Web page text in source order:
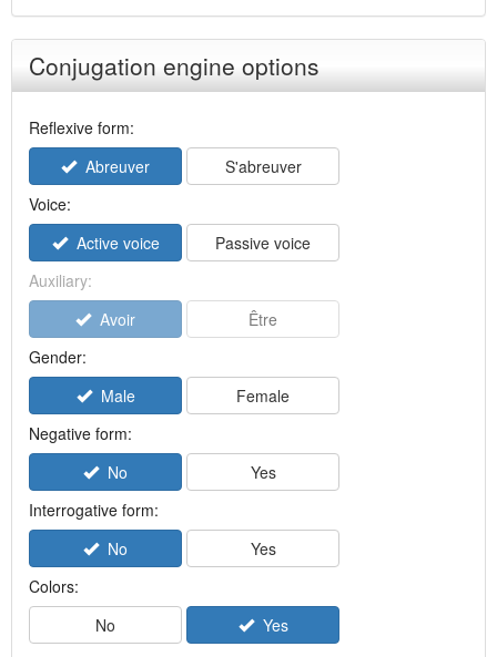
Conjugation engine options
Reflexive form:
Abreuver
S'abreuver
Voice:
Active voice
Passive voice
Auxiliary:
Avoir
Être
Gender:
Male
Female
Negative form:
No
Yes
Interrogative form:
No
Yes
Colors:
No
Yes